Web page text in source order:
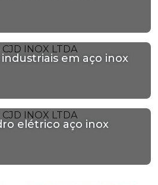
em aço inox
elétrico aço inox